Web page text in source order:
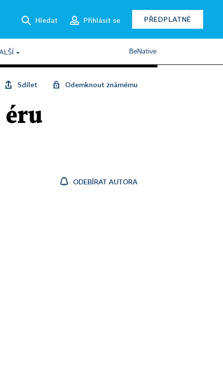
Hledat Přihlásit se PŘEDPLATNÉ
BeNative
Sdílet Odemknout známému
éru
ODEBÍRAT AUTORA